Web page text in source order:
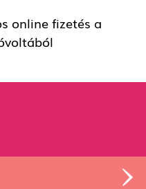
online fizetés a